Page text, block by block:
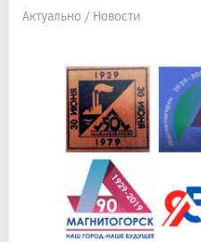
Актуально / Новости